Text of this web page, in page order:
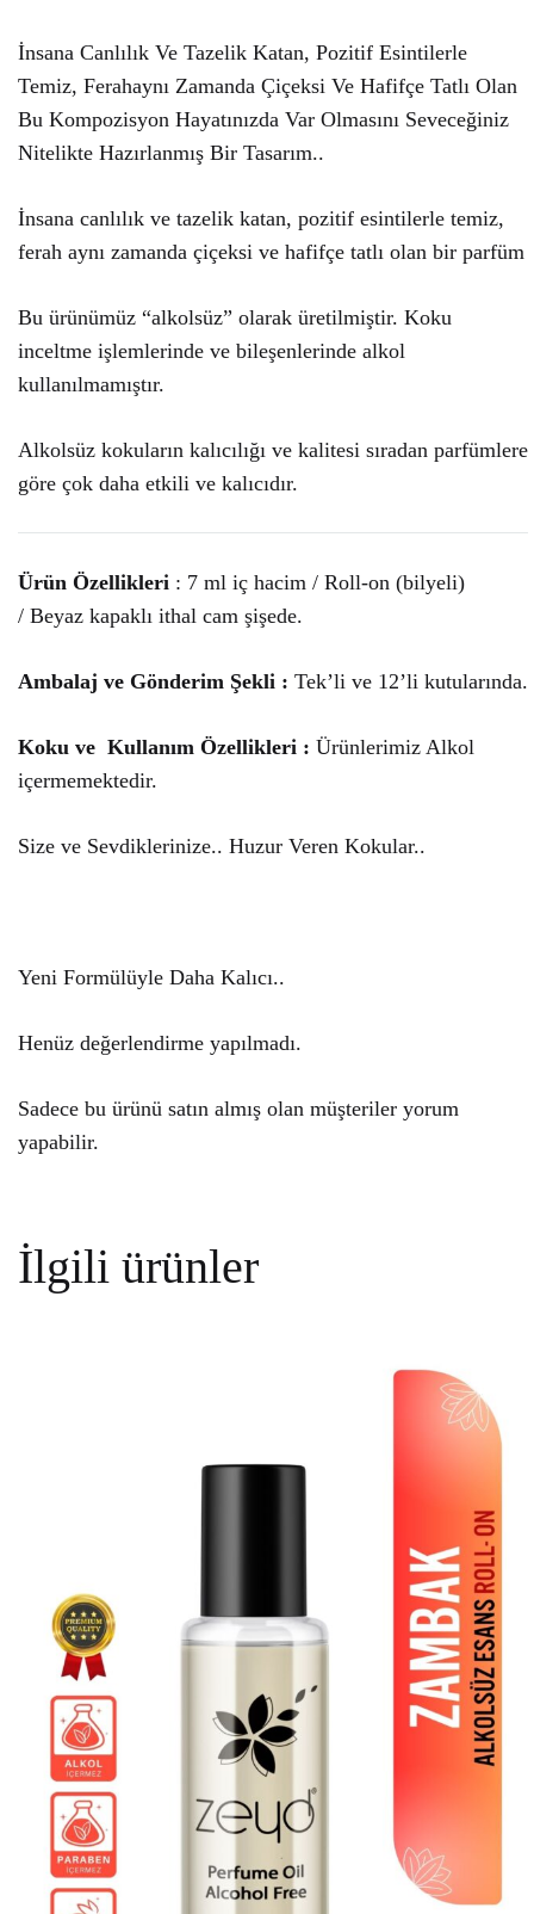
İnsana Canlılık Ve Tazelik Katan, Pozitif Esintilerle
Temiz, Ferahaynı Zamanda Çiçeksi Ve Hafifçe Tatlı Olan
Bu Kompozisyon Hayatınızda Var Olmasını Seveceğiniz
Nitelikte Hazırlanmış Bir Tasarım..
İnsana canlılık ve tazelik katan, pozitif esintilerle temiz,
ferah aynı zamanda çiçeksi ve hafifçe tatlı olan bir parfüm
Bu ürünümüz “alkolsüz” olarak üretilmiştir. Koku
inceltme işlemlerinde ve bileşenlerinde alkol
kullanılmamıştır.
Alkolsüz kokuların kalıcılığı ve kalitesi sıradan parfümlere
göre çok daha etkili ve kalıcıdır.
Ürün Özellikleri : 7 ml iç hacim / Roll-on (bilyeli)
/ Beyaz kapaklı ithal cam şişede.
Ambalaj ve Gönderim Şekli : Tek’li ve 12’li kutularında.
Koku ve Kullanım Özellikleri : Ürünlerimiz Alkol
içermemektedir.
Size ve Sevdiklerinize.. Huzur Veren Kokular..
Yeni Formülüyle Daha Kalıcı..
Henüz değerlendirme yapılmadı.
Sadece bu ürünü satın almış olan müşteriler yorum
yapabilir.
İlgili ürünler